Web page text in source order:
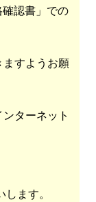
認書」での
すようお願
ターネット
ます。